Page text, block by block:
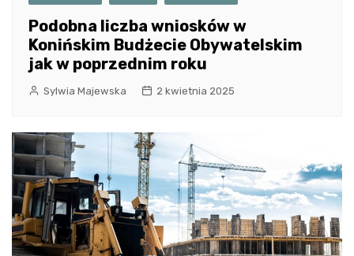
Podobna liczba wniosków w
Konińskim Budżecie Obywatelskim
jak w poprzednim roku
Sylwia Majewska 2 kwietnia 2025